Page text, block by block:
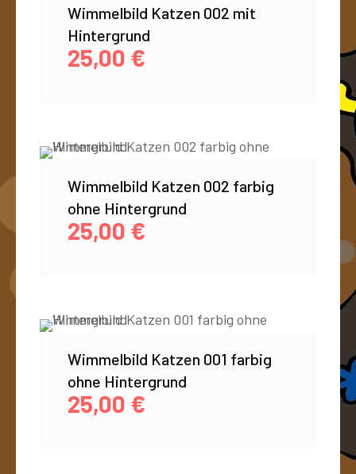
Wimmelbild Katzen 002 mit
Hintergrund
25,00 €
Wimmelbild Katzen 002 farbig
ohne Hintergrund
25,00 €
Wimmelbild Katzen 001 farbig
ohne Hintergrund
25,00 €